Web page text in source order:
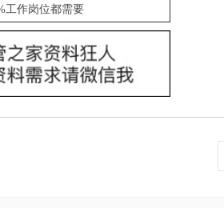
工作岗位都需要